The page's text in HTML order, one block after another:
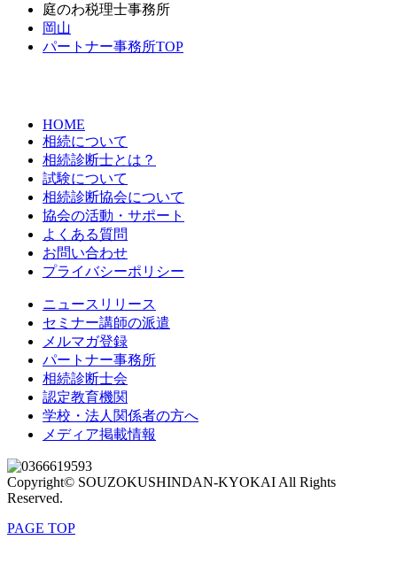
庭のわ税理士事務所
岡山
パートナー事務所TOP
HOME
相続について
相続診断士とは？
試験について
相続診断協会について
協会の活動・サポート
よくある質問
お問い合わせ
プライバシーポリシー
ニュースリリース
セミナー講師の派遣
メルマガ登録
パートナー事務所
相続診断士会
認定教育機関
学校・法人関係者の方へ
メディア掲載情報
Copyright© SOUZOKUSHINDAN-KYOKAI All Rights
Reserved.
PAGE TOP